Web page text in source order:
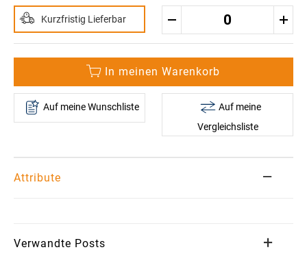
Kurzfristig Lieferbar
In meinen Warenkorb
Auf meine Wunschliste
Auf meine
Vergleichsliste
Attribute
Verwandte Posts